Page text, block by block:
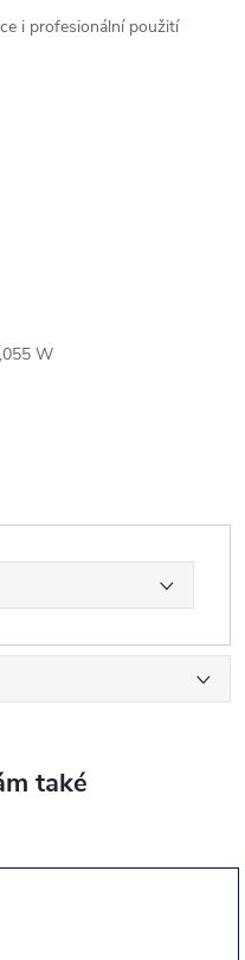
i profesionální použití
W